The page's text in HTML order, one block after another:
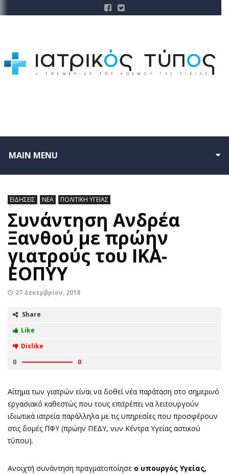
MAIN MENU
ΕΙΔΗΣΕΙΣ ΝΕΑ ΠΟΛΙΤΙΚΗ ΥΓΕΙΑΣ
Συνάντηση Ανδρέα
Ξανθού με πρώην
γιατρούς του ΙΚΑ-
ΕΟΠΥΥ
27 Δεκεμβρίου, 2018
Share
Like
Dislike
0
0
Αίτημα των γιατρών είναι να δοθεί νέα παράταση στο σημερινό
εργασιακό καθεστώς που τους επιτρέπει να λειτουργούν
ιδιωτικά ιατρεία παράλληλα με τις υπηρεσίες που προσφέρουν
στις δομές ΠΦΥ (πρώην ΠΕΔΥ, νυν Κέντρα Υγείας αστικού
τύπου).
Ανοιχτή συνάντηση πραγματοποίησε ο υπουργός Υγείας,